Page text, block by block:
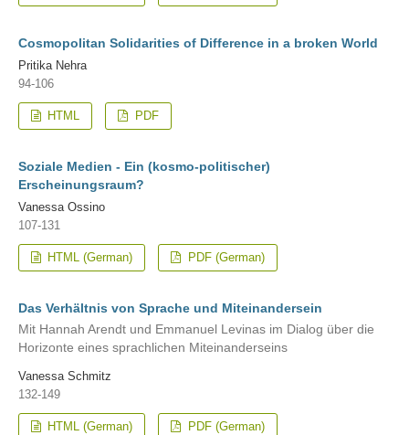
Cosmopolitan Solidarities of Difference in a broken World
Pritika Nehra
94-106
HTML PDF
Soziale Medien - Ein (kosmo-politischer)
Erscheinungsraum?
Vanessa Ossino
107-131
HTML (German) PDF (German)
Das Verhältnis von Sprache und Miteinandersein
Mit Hannah Arendt und Emmanuel Levinas im Dialog über die
Horizonte eines sprachlichen Miteinanderseins
Vanessa Schmitz
132-149
HTML (German) PDF (German)